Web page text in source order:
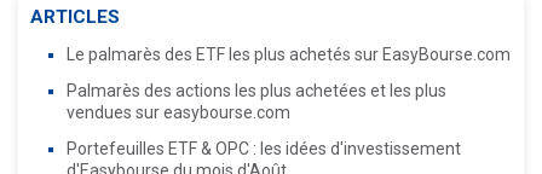
ARTICLES
Le palmarès des ETF les plus achetés sur EasyBourse.com
Palmarès des actions les plus achetées et les plus
vendues sur easybourse.com
Portefeuilles ETF & OPC : les idées d'investissement